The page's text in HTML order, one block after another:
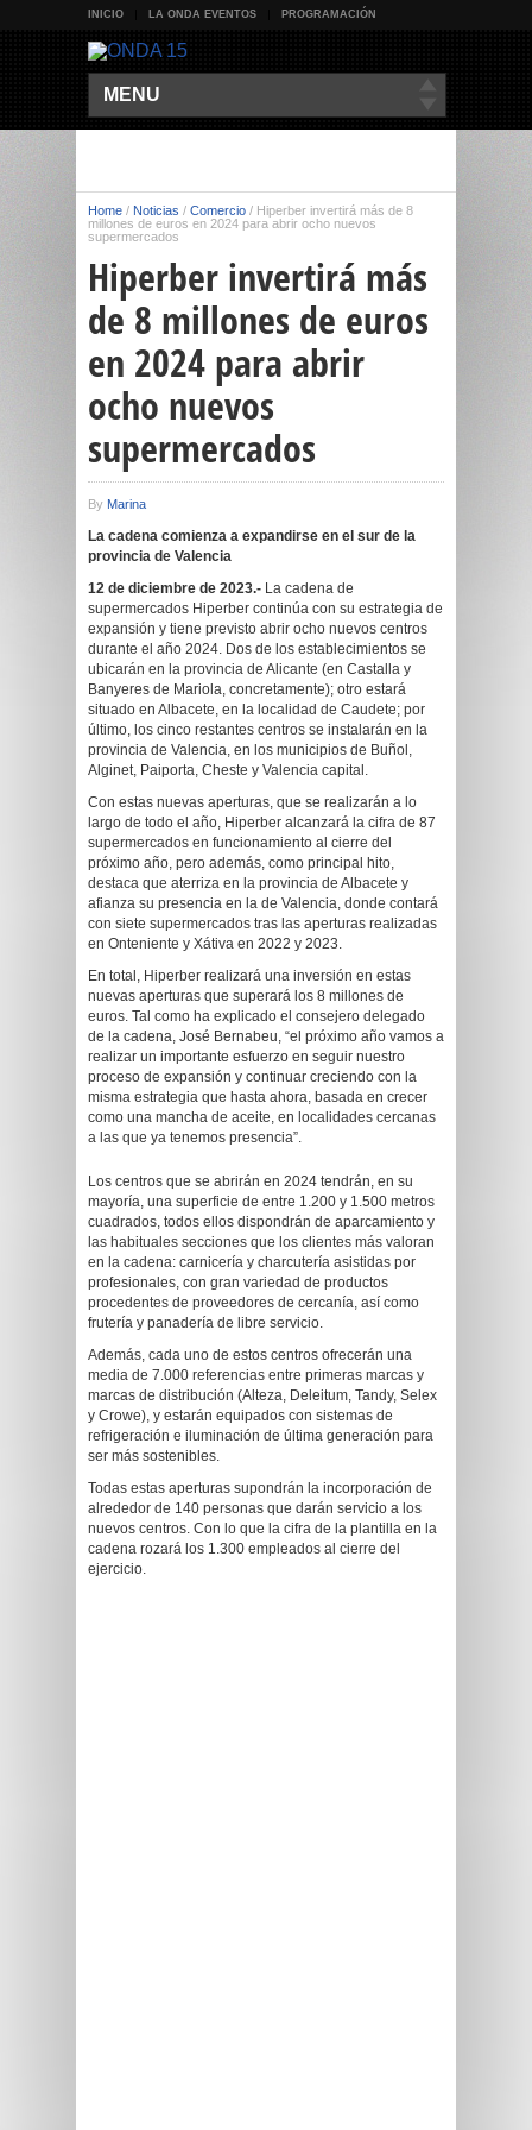
INICIO LA ONDA EVENTOS PROGRAMACIÓN
MENU
Home / Noticias / Comercio / Hiperber invertirá más de 8
millones de euros en 2024 para abrir ocho nuevos
supermercados
Hiperber invertirá más
de 8 millones de euros
en 2024 para abrir
ocho nuevos
supermercados
By Marina
La cadena comienza a expandirse en el sur de la
provincia de Valencia
12 de diciembre de 2023.- La cadena de
supermercados Hiperber continúa con su estrategia de
expansión y tiene previsto abrir ocho nuevos centros
durante el año 2024. Dos de los establecimientos se
ubicarán en la provincia de Alicante (en Castalla y
Banyeres de Mariola, concretamente); otro estará
situado en Albacete, en la localidad de Caudete; por
último, los cinco restantes centros se instalarán en la
provincia de Valencia, en los municipios de Buñol,
Alginet, Paiporta, Cheste y Valencia capital.
Con estas nuevas aperturas, que se realizarán a lo
largo de todo el año, Hiperber alcanzará la cifra de 87
supermercados en funcionamiento al cierre del
próximo año, pero además, como principal hito,
destaca que aterriza en la provincia de Albacete y
afianza su presencia en la de Valencia, donde contará
con siete supermercados tras las aperturas realizadas
en Onteniente y Xátiva en 2022 y 2023.
En total, Hiperber realizará una inversión en estas
nuevas aperturas que superará los 8 millones de
euros. Tal como ha explicado el consejero delegado
de la cadena, José Bernabeu, “el próximo año vamos a
realizar un importante esfuerzo en seguir nuestro
proceso de expansión y continuar creciendo con la
misma estrategia que hasta ahora, basada en crecer
como una mancha de aceite, en localidades cercanas
a las que ya tenemos presencia”.
Los centros que se abrirán en 2024 tendrán, en su
mayoría, una superficie de entre 1.200 y 1.500 metros
cuadrados, todos ellos dispondrán de aparcamiento y
las habituales secciones que los clientes más valoran
en la cadena: carnicería y charcutería asistidas por
profesionales, con gran variedad de productos
procedentes de proveedores de cercanía, así como
frutería y panadería de libre servicio.
Además, cada uno de estos centros ofrecerán una
media de 7.000 referencias entre primeras marcas y
marcas de distribución (Alteza, Deleitum, Tandy, Selex
y Crowe), y estarán equipados con sistemas de
refrigeración e iluminación de última generación para
ser más sostenibles.
Todas estas aperturas supondrán la incorporación de
alrededor de 140 personas que darán servicio a los
nuevos centros. Con lo que la cifra de la plantilla en la
cadena rozará los 1.300 empleados al cierre del
ejercicio.